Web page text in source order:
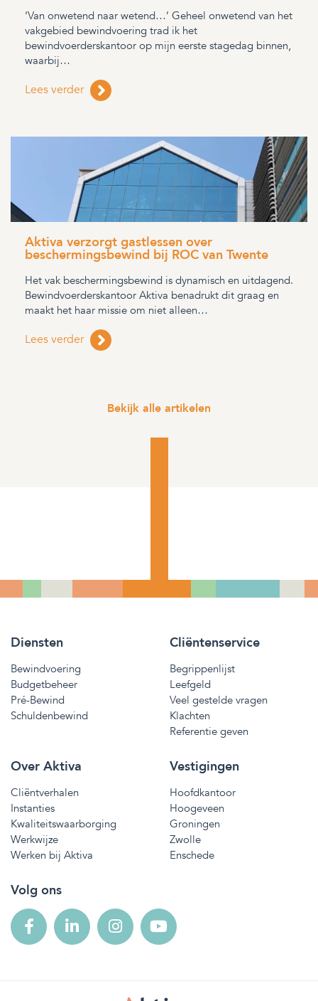
‘Van onwetend naar wetend…’ Geheel onwetend van het
vakgebied bewindvoering trad ik het
bewindvoerderskantoor op mijn eerste stagedag binnen,
waarbij…
Lees verder
Aktiva verzorgt gastlessen over
beschermingsbewind bij ROC van Twente
Het vak beschermingsbewind is dynamisch en uitdagend.
Bewindvoerderskantoor Aktiva benadrukt dit graag en
maakt het haar missie om niet alleen…
Lees verder
Bekijk alle artikelen
Diensten
Bewindvoering
Budgetbeheer
Pré-Bewind
Schuldenbewind
Cliëntenservice
Begrippenlijst
Leefgeld
Veel gestelde vragen
Klachten
Referentie geven
Over Aktiva
Cliëntverhalen
Instanties
Kwaliteitswaarborging
Werkwijze
Werken bij Aktiva
Vestigingen
Hoofdkantoor
Hoogeveen
Groningen
Zwolle
Enschede
Volg ons